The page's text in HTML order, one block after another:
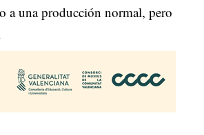
a una producción normal, pero